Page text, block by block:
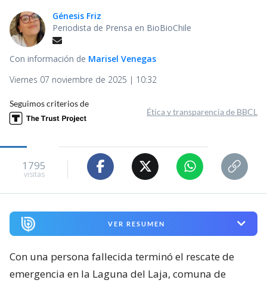
Génesis Friz
Periodista de Prensa en BioBioChile
Con información de Marisel Venegas
Viernes 07 noviembre de 2025 | 10:32
Seguimos criterios de
Ética y transparencia de BBCL
1795
visitas
VER RESUMEN
Con una persona fallecida terminó el rescate de
emergencia en la Laguna del Laja, comuna de